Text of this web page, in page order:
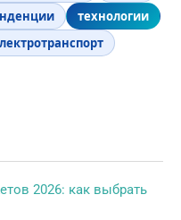
технологии
2026: как выбрать